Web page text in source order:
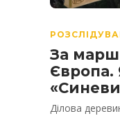
За
Європа.
Ділова